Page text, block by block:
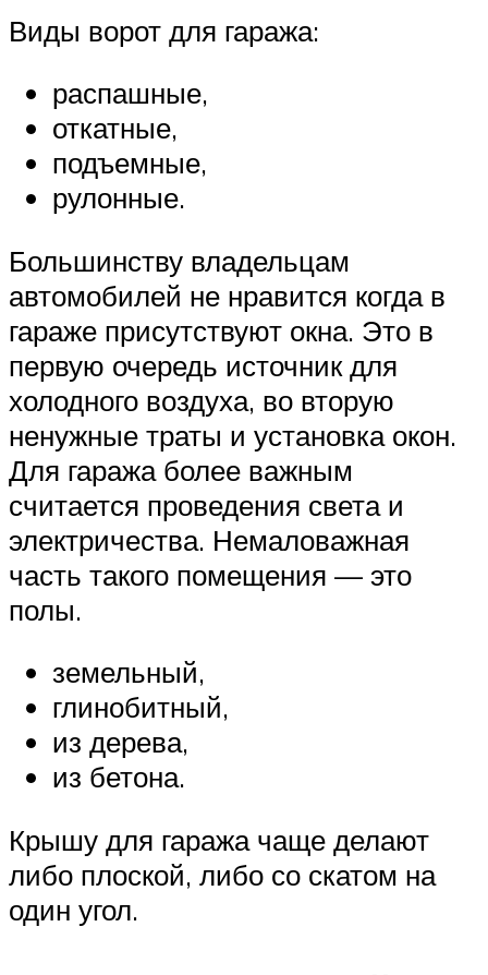
Виды ворот для гаража:
распашные,
откатные,
подъемные,
рулонные.
Большинству владельцам
автомобилей не нравится когда в
гараже присутствуют окна. Это в
первую очередь источник для
холодного воздуха, во вторую
ненужные траты и установка окон.
Для гаража более важным
считается проведения света и
электричества. Немаловажная
часть такого помещения — это
полы.
земельный,
глинобитный,
из дерева,
из бетона.
Крышу для гаража чаще делают
либо плоской, либо со скатом на
один угол.